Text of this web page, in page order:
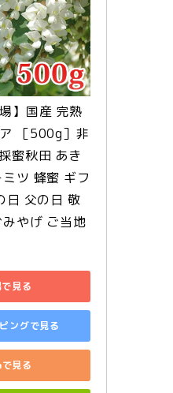
】国産 完熟
［500g］非
蜜秋田 あき
ツ 蜂蜜 ギフ
日 父の日 敬
やげ ご当地
見る
ングで見る
見る